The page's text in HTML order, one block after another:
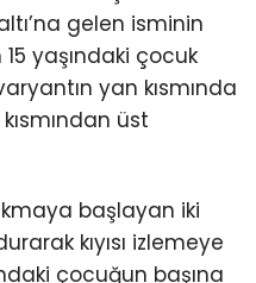
gelen isminin
yaşındaki çocuk
yan kısmında
üst
başlayan iki
kıyısı izlemeye
çocuğun başına